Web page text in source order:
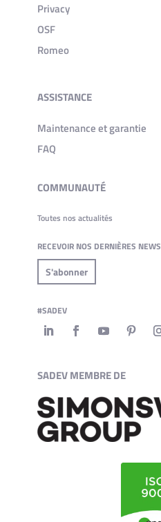
Privacy
OSF
Romeo
ASSISTANCE
Maintenance et garantie
FAQ
COMMUNAUTÉ
Toutes nos actualités
RECEVOIR NOS DERNIÈRES NEWS
S'abonner
#SADEV
SADEV MEMBRE DE